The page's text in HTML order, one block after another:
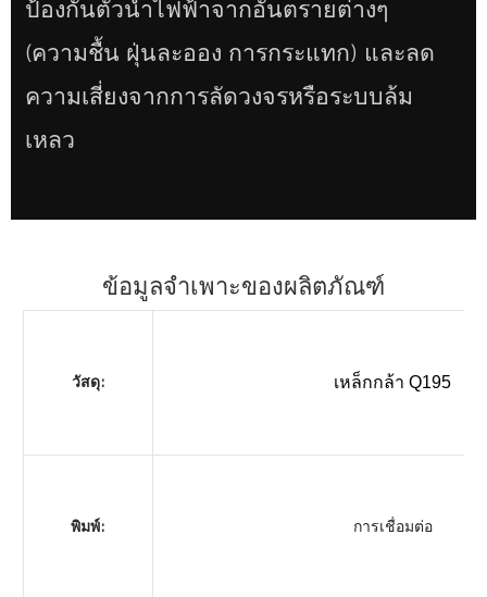
ป้องกันตัวนำไฟฟ้าจากอันตรายต่างๆ
(ความชื้น ฝุ่นละออง การกระแทก) และลด
ความเสี่ยงจากการลัดวงจรหรือระบบล้ม
เหลว
ข้อมูลจำเพาะของผลิตภัณฑ์
วัสดุ: เหล็กกล้า Q195
พิมพ์: การเชื่อมต่อ